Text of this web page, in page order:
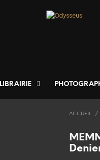
LIBRAIRIE
ACCUEIL /